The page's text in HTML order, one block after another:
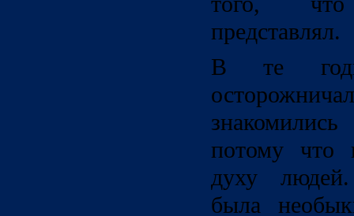
представлял.
В те
потому что
духу
была